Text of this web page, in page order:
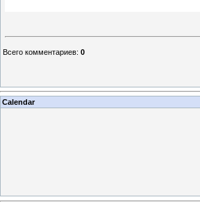
Всего комментариев: 0
Calendar